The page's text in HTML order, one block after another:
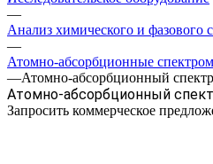
—
Анализ химического и фазового
—
Атомно-абсорбционные
—Атомно-абсорбционный
Атомно-абсорбционный
Запросить коммерческое